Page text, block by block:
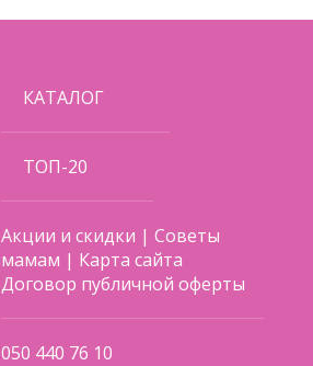
КАТАЛОГ
ТОП-20
Акции и скидки |Советы
мамам | Карта сайта
Договор публичной оферты
050 440 76 10